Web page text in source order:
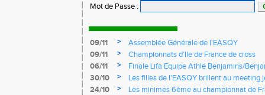
Mot de Passe :
09/11 >
Assemblée Générale de l'EASQY
09/11
>
Championnats d’Ile de France de cross
06/11
>
Finale Lifa Equipe Athlé Benjamins/
30/10
>
Les filles de l'EASQY brillent au meeting
records du club battus
24/10 >
Les minimes 6ème au championnat de